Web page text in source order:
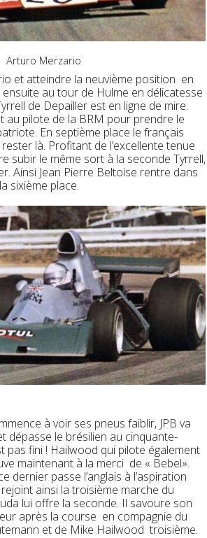
Arturo Merzario
et atteindre la neuvième position en
ensuite au tour de Hulme en délicatesse
de Depailler est en ligne de mire.
au pilote de la BRM pour prendre le
En septième place le français
là. Profitant de l’excellente tenue
subir le même sort à la seconde Tyrrell,
Ainsi Jean Pierre Beltoise rentre dans
sixième place.
à voir ses pneus faiblir, JPB va
dépasse le brésilien au cinquante-
pas fini ! Hailwood qui pilote également
maintenant à la merci de « Bebel».
dernier passe l’anglais à l’aspiration
ainsi la troisième marche du
lui offre la seconde. Il savoure son
après la course en compagnie du
et de Mike Hailwood troisième.